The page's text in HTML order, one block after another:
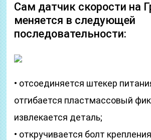
Сам датчик скорости на
меняется в следующей
последовательности:
• отсоединяется штекер
отгибается пластмассовый
извлекается деталь;
• откручивается болт